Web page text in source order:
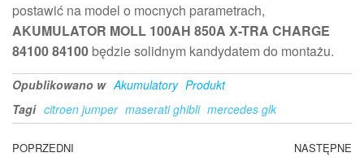
postawić na model o mocnych parametrach,
AKUMULATOR MOLL 100AH 850A X-TRA CHARGE
84100 84100 będzie solidnym kandydatem do montażu.
Opublikowano w Akumulatory Produkt
Tagi citroen jumper maserati ghibli mercedes glk
Poprzedni
POPRZEDNI NASTĘPNE